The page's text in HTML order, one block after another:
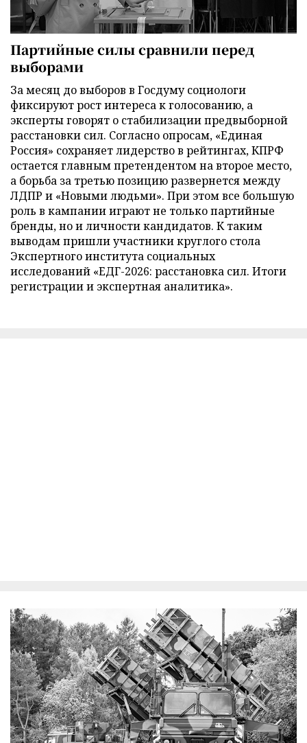
Партийные силы сравнили перед
выборами
За месяц до выборов в Госдуму социологи
фиксируют рост интереса к голосованию, а
эксперты говорят о стабилизации предвыборной
расстановки сил. Согласно опросам, «Единая
Россия» сохраняет лидерство в рейтингах, КПРФ
остается главным претендентом на второе место,
а борьба за третью позицию развернется между
ЛДПР и «Новыми людьми». При этом все большую
роль в кампании играют не только партийные
бренды, но и личности кандидатов. К таким
выводам пришли участники круглого стола
Экспертного института социальных
исследований «ЕДГ-2026: расстановка сил. Итоги
регистрации и экспертная аналитика».